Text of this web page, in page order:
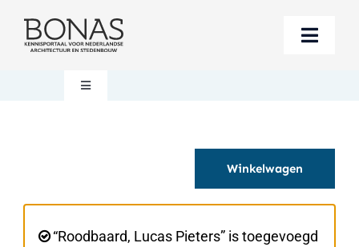
naar
Toggle
Berichten
Steun BONAS
Toggle
Winkelwagen
Winkelwagen
“Roodbaard, Lucas Pieters” is toegevoegd